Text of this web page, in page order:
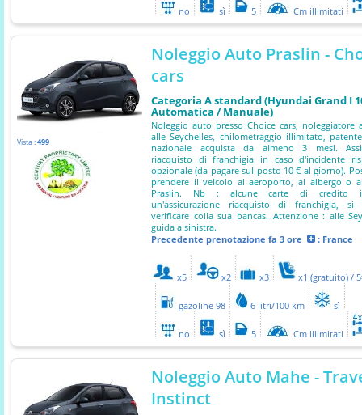
no sì 5 Cm illimitati
Vista :499
Noleggio Auto Praslin -
cars
Categoria A standard (Hyundai Grand I
Automatica / Manuale)
Noleggio auto presso Choice cars, noleggiatore
alle Seychelles, chilometraggio illimitato,
nazionale acquista da almeno 3 mesi.
riacquisto di franchigia in caso d'incidente
opzionale (da pagare sul posto 10 € al giorno).
prendere il veicolo al aeroporto, al albergo o
Praslin. Nb : alcune carte di credito
un'assicurazione riacquisto di franchigia,
verificare colla sua bancas. Attenzione : alle
guida a sinistra.
Precedente prenotazione fa 3 ore : France
x5 x2 x3 x1 (gratuito) /
gazoline 98 6 litri/100 km sì
no sì 5 Cm illimitati
Noleggio Auto Mahe -
Instinct